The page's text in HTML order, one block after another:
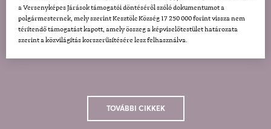
a Versenyképes Járások támogatói döntéséről szóló dokumentumot a
polgármesternek, mely szerint Kesztölc Község 17 250 000 forint vissza nem
térítendő támogatást kapott, amely összeg a képviselőtestület határozata
szerint a közvilágítás korszerűsítésére lesz felhasználva.
TOVÁBBI CIKKEK